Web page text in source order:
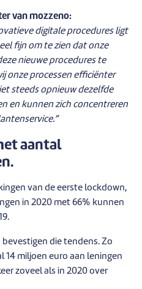
van mozzeno:
digitale procedures ligt
fijn om te zien dat onze
nieuwe procedures te
onze processen efficiënter
steeds opnieuw dezelfde
en kunnen zich concentreren
aantal
van de eerste lockdown,
in 2020 met 66% kunnen
bevestigen die tendens. Zo
14 miljoen euro aan leningen
zoveel als in 2020 over